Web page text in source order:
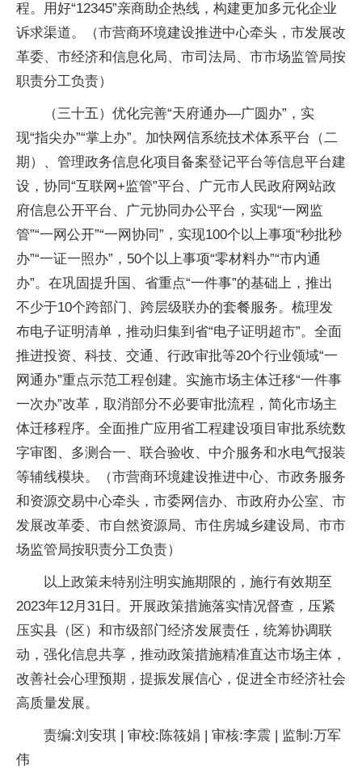
程。用好“12345”亲商助企热线，构建更加多元化企业
诉求渠道。（市营商环境建设推进中心牵头，市发展改
革委、市经济和信息化局、市司法局、市市场监管局按
职责分工负责）
（三十五）优化完善“天府通办—广圆办”，实
现“指尖办”“掌上办”。加快网信系统技术体系平台（二
期）、管理政务信息化项目备案登记平台等信息平台建
设，协同“互联网+监管”平台、广元市人民政府网站政
府信息公开平台、广元协同办公平台，实现“一网监
管”“一网公开”“一网协同”，实现100个以上事项“秒批秒
办”“一证一照办”，50个以上事项“零材料办”“市内通
办”。在巩固提升国、省重点“一件事”的基础上，推出
不少于10个跨部门、跨层级联办的套餐服务。梳理发
布电子证明清单，推动归集到省“电子证明超市”。全面
推进投资、科技、交通、行政审批等20个行业领域“一
网通办”重点示范工程创建。实施市场主体迁移“一件事
一次办”改革，取消部分不必要审批流程，简化市场主
体迁移程序。全面推广应用省工程建设项目审批系统数
字审图、多测合一、联合验收、中介服务和水电气报装
等辅线模块。（市营商环境建设推进中心、市政务服务
和资源交易中心牵头，市委网信办、市政府办公室、市
发展改革委、市自然资源局、市住房城乡建设局、市市
场监管局按职责分工负责）
以上政策未特别注明实施期限的，施行有效期至
2023年12月31日。开展政策措施落实情况督查，压紧
压实县（区）和市级部门经济发展责任，统筹协调联
动，强化信息共享，推动政策措施精准直达市场主体，
改善社会心理预期，提振发展信心，促进全市经济社会
高质量发展。
责编:刘安琪 | 审校:陈筱娟 | 审核:李震 | 监制:万军
伟